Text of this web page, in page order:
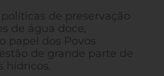
de preservação
de água doce,
papel dos Povos
de grande parte de
hídricos.